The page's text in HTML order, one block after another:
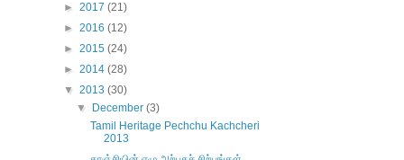
► 2017 (21)
► 2016 (12)
► 2015 (24)
► 2014 (28)
▼ 2013 (30)
▼
December(3)
Tamil Heritage Pechchu Kachcheri
2013